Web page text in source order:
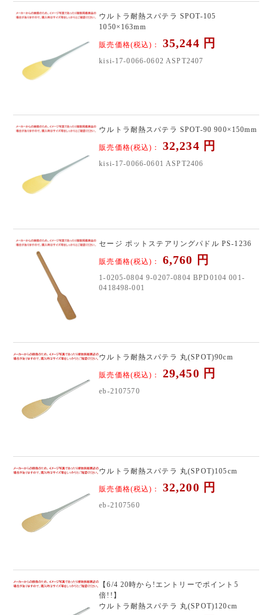
ウルトラ耐熱スパテラ SPOT-105
1050×163mm
販売価格(税込)： 35,244 円
kisi-17-0066-0602 ASPT2407
ウルトラ耐熱スパテラ SPOT-90 900×150mm
販売価格(税込)： 32,234 円
kisi-17-0066-0601 ASPT2406
セージ ポットステアリングパドル PS-1236
販売価格(税込)： 6,760 円
1-0205-0804 9-0207-0804 BPD0104 001-
0418498-001
ウルトラ耐熱スパテラ 丸(SPOT)90cm
販売価格(税込)： 29,450 円
eb-2107570
ウルトラ耐熱スパテラ 丸(SPOT)105cm
販売価格(税込)： 32,200 円
eb-2107560
【6/4 20時から!エントリーでポイント5
倍!!】
ウルトラ耐熱スパテラ 丸(SPOT)120cm